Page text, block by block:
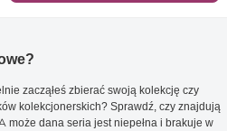
zacząłeś zbierać swoją kolekcję czy
kolekcjonerskich? Sprawdź, czy znajdują
może dana seria jest niepełna i brakuje w